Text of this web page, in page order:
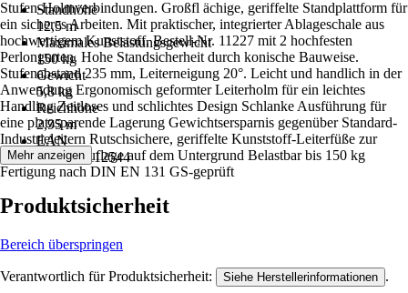
Standhöhe
12,5 m
Maximales Belastungsgewicht
150 kg
Gewicht
5,8 kg
Reichhöhe
2,95 m
EAN
4031405112544
Stufen-Holmverbindungen. Großfl ächige, geriffelte Standplattform für
ein sicheres Arbeiten. Mit praktischer, integrierter Ablageschale aus
hochwertigem Kunststoff. Bestell-Nr. 11227 mit 2 hochfesten
Perlongurten. Hohe Standsicherheit durch konische Bauweise.
Stufenabstand 235 mm, Leiterneigung 20°. Leicht und handlich in der
Anwendung Ergonomisch geformter Leiterholm für ein leichtes
Handling Zeitloses und schlichtes Design Schlanke Ausführung für
eine platzsparende Lagerung Gewichtsersparnis gegenüber Standard-
Industrieleitern Rutschsichere, geriffelte Kunststoff-Leiterfüße zur
vollflächigen Auflage auf dem Untergrund Belastbar bis 150 kg
Fertigung nach DIN EN 131 GS-geprüft
Mehr anzeigen
Produktsicherheit
Bereich überspringen
Verantwortlich für Produktsicherheit: Siehe Herstellerinformationen .